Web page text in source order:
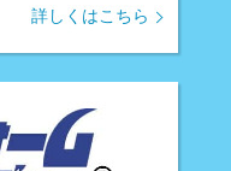
詳しくはこちら